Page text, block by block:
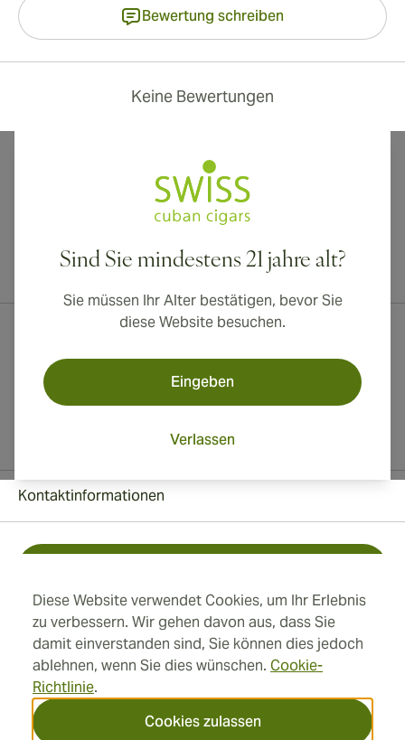
Diese Website verwendet Cookies, um Ihr Erlebnis
zu verbessern. Wir gehen davon aus, dass Sie
damit einverstanden sind, Sie können dies jedoch
ablehnen, wenn Sie dies wünschen. Cookie-
Richtlinie.
Cookies zulassen
Bewertung schreiben
Keine Bewertungen
Sind Sie mindestens 21 jahre alt?
Sie müssen Ihr Alter bestätigen, bevor Sie
diese Website besuchen.
Eingeben
Verlassen
Internationaler Versand nach Kanada, Vereinigtes Königreich und
Informationen
Kontaktinformationen
+41 22 518 44 43
info@swisscubancigars.com